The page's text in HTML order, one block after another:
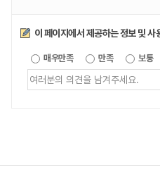
만족도조사
이 페이지에서 제공하는 정보 및
매우만족 만족 보통